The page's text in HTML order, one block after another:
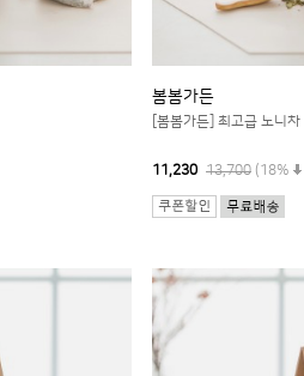
봄봄가든
[봄봄가든] 최고급 노니
11,230 13,700 (18%